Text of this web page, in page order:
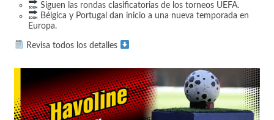
Siguen las rondas clasificatorias de los torneos UEFA.
Bélgica y Portugal dan inicio a una nueva temporada en
Europa.
Revisa todos los detalles